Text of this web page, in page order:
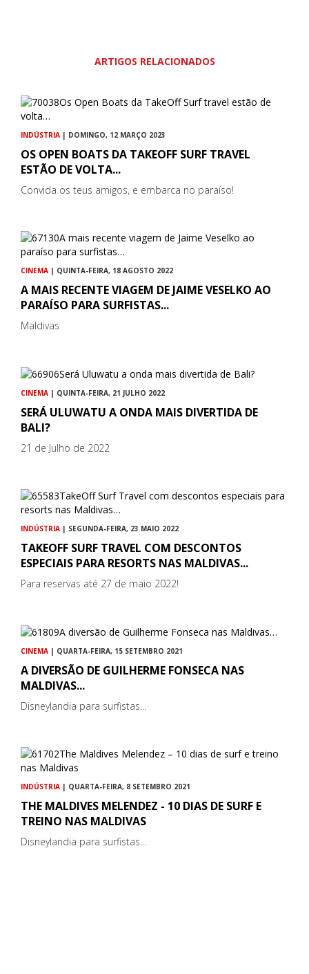
ARTIGOS RELACIONADOS
INDÚSTRIA | DOMINGO, 12 MARÇO 2023
OS OPEN BOATS DA TAKEOFF SURF TRAVEL
ESTÃO DE VOLTA...
Convida os teus amigos, e embarca no paraíso!
CINEMA | QUINTA-FEIRA, 18 AGOSTO 2022
A MAIS RECENTE VIAGEM DE JAIME VESELKO AO
PARAÍSO PARA SURFISTAS...
Maldivas
CINEMA | QUINTA-FEIRA, 21 JULHO 2022
SERÁ ULUWATU A ONDA MAIS DIVERTIDA DE
BALI?
21 de Julho de 2022
INDÚSTRIA | SEGUNDA-FEIRA, 23 MAIO 2022
TAKEOFF SURF TRAVEL COM DESCONTOS
ESPECIAIS PARA RESORTS NAS MALDIVAS...
Para reservas até 27 de maio 2022!
CINEMA | QUARTA-FEIRA, 15 SETEMBRO 2021
A DIVERSÃO DE GUILHERME FONSECA NAS
MALDIVAS...
Disneylandia para surfistas...
INDÚSTRIA | QUARTA-FEIRA, 8 SETEMBRO 2021
THE MALDIVES MELENDEZ - 10 DIAS DE SURF E
TREINO NAS MALDIVAS
Disneylandia para surfistas...